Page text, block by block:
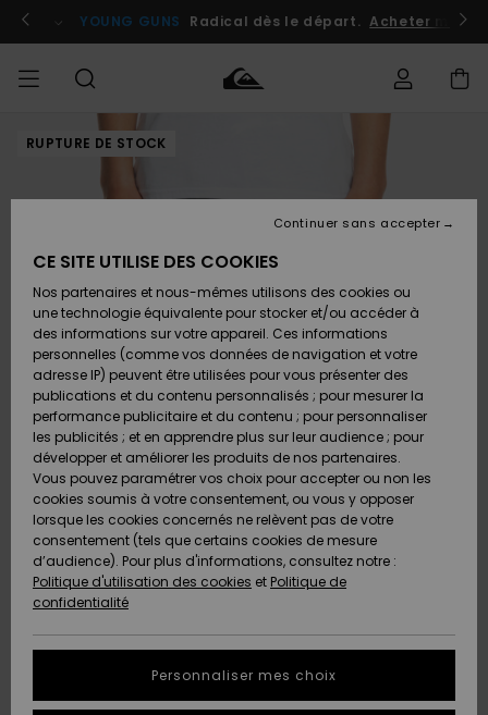
l'information
le
Se connecter / s'inscrire
YOUNG GUNS Radical dès le départ. Acheter
HOMME Vêtements
Chaussures
& Tongs
Surf
Snow
Nouveautés
A
Découvrir
Vêtements
Chaussures
& Tongs
Surf
Snow
Nouveautés
A
Découvrir
FEMME
Shop
A
Découvrir
Snow
SURF
Surf
Surf
Shop
Enfant
Highlights
Communauté
SNOW
Snow
Snow
Shop
Enfant
Snow
Shop
Femme
A
Découvrir
Communauté
OUTLET
Outlet
Enfant
Outlet
Femme
AIDE &
CONTACT
Accéder à
Retours
Paiement
Carte
Cadeau
Quiksilver
Freedom
Protection
des
tailles
MAGASINS
QUIKSILVER
RUPTURE DE STOCK
CE SITE UTILISE DES COOKIES
Nos partenaires et nous-mêmes utilisons des cookies ou
une technologie équivalente pour stocker et/ou accéder à
des informations sur votre appareil. Ces informations
personnelles (comme vos données de navigation et votre
adresse IP) peuvent être utilisées pour vous présenter des
publications et du contenu personnalisés ; pour mesurer la
performance publicitaire et du contenu ; pour personnaliser
les publicités ; et en apprendre plus sur leur audience ; pour
développer et améliorer les produits de nos partenaires.
Vous pouvez paramétrer vos choix pour accepter ou non les
cookies soumis à votre consentement, ou vous y opposer
lorsque les cookies concernés ne relèvent pas de votre
consentement (tels que certains cookies de mesure
d’audience). Pour plus d'informations, consultez notre :
Politique d'utilisation des cookies et Politique de
confidentialité
Personnaliser mes choix
Continuer sans accepter